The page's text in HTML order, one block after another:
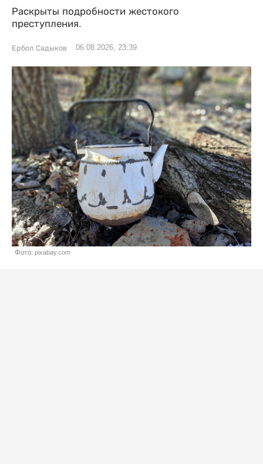
Раскрыты подробности жестокого
преступления.
Ербол Садыков 06.08.2026, 23:39
Фото: pixabay.com